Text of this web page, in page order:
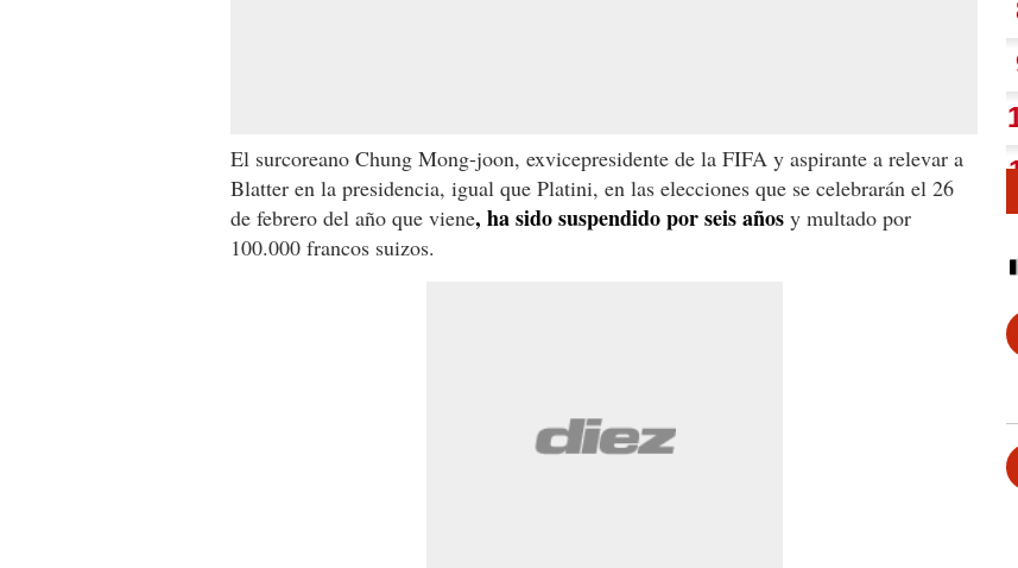
El surcoreano Chung Mong-joon, exvicepresidente de la FIFA y aspirante a relevar a
Blatter en la presidencia, igual que Platini, en las elecciones que se celebrarán el 26
de febrero del año que viene, ha sido suspendido por seis años y multado por
100.000 francos suizos.